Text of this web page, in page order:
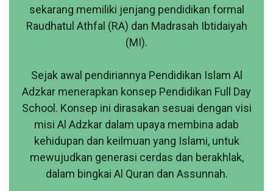
sekarang memiliki jenjang pendidikan formal
Raudhatul Athfal (RA) dan Madrasah Ibtidaiyah
(MI).
Sejak awal pendiriannya Pendidikan Islam Al
Adzkar menerapkan konsep Pendidikan Full Day
School. Konsep ini dirasakan sesuai dengan visi
misi Al Adzkar dalam upaya membina adab
kehidupan dan keilmuan yang Islami, untuk
mewujudkan generasi cerdas dan berakhlak,
dalam bingkai Al Quran dan Assunnah.